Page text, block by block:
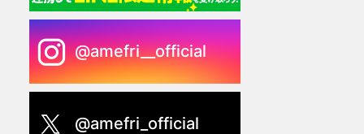
@amefri__official
@amefri_official